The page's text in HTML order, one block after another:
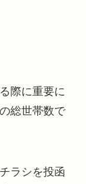
際に重要に
総世帯数で
ラシを投函